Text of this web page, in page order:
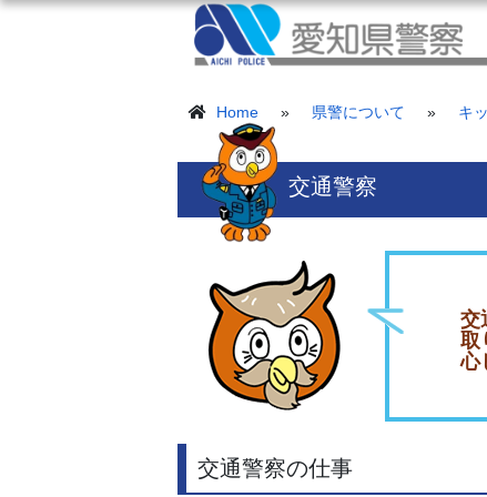
Home » 県警について » キ
交通警察
交
取
心
交通警察の仕事